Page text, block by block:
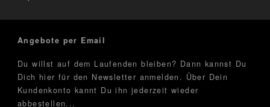
Angebote per Email
Du willst auf dem Laufenden bleiben? Dann kannst Du
Dich hier für den Newsletter anmelden. Über Dein
Kundenkonto kannt Du ihn jederzeit wieder
abbestellen...